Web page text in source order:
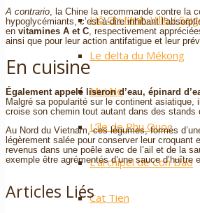
Hô Chi Minh-Ville /
Le delta du Mékong
Mui Ne
L’île de Phu Quoc
L’archipel de Con Dao
Cat Tien
A contrario, la Chine la recommande contre la
hypoglycémiants, c’est-à-dire inhibant
en vitamines A et C, respectivement
ainsi que pour leur action antifatigue et leur
En cuisine
Également appelé liseron d’eau, épinard
Malgré sa popularité sur le continent
croise son chemin tout autant dans des
Au Nord du Vietnam, ces légumes, formés
légèrement salée pour conserver leur
revenus dans une poêle avec de l’ail et de la
exemple être agrémentés d’une sauce
Articles Liés